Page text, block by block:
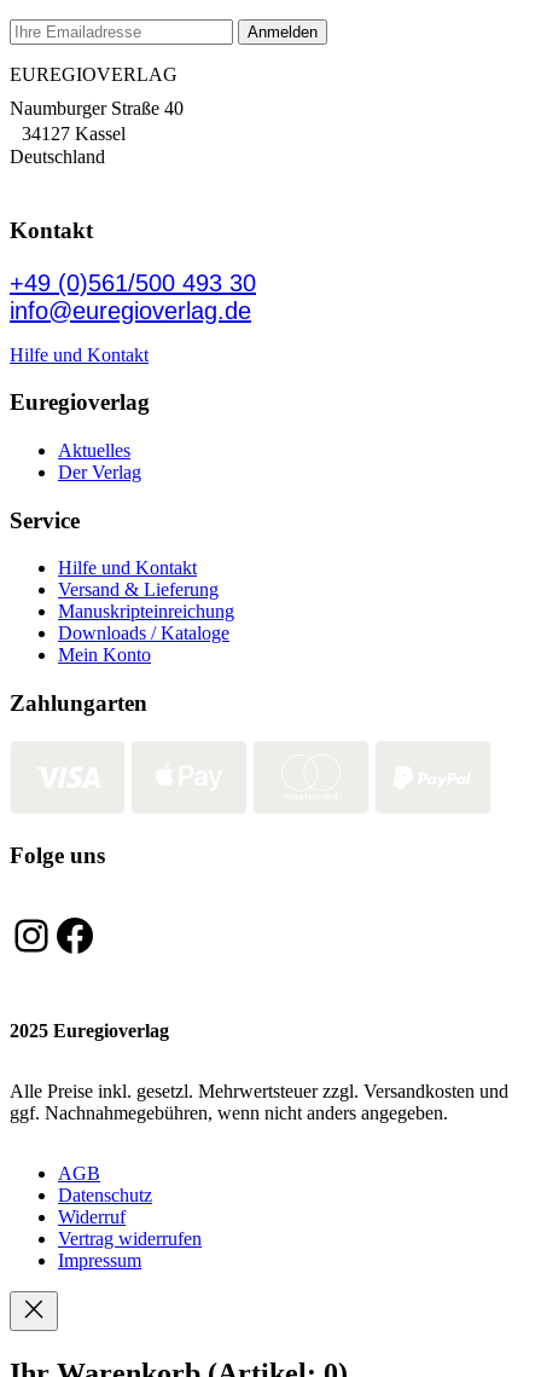
EUREGIOVERLAG
Naumburger Straße 40
34127 Kassel
Deutschland
Kontakt
+49 (0)561/500 493 30
info@euregioverlag.de
Hilfe und Kontakt
Euregioverlag
Aktuelles
Der Verlag
Service
Hilfe und Kontakt
Versand & Lieferung
Manuskripteinreichung
Downloads / Kataloge
Mein Konto
Zahlungarten
Folge uns
Instagram
Facebook
2025 Euregioverlag
Alle Preise inkl. gesetzl. Mehrwertsteuer zzgl. Versandkosten und
ggf. Nachnahmegebühren, wenn nicht anders angegeben.
AGB
Datenschutz
Widerruf
Vertrag widerrufen
Impressum